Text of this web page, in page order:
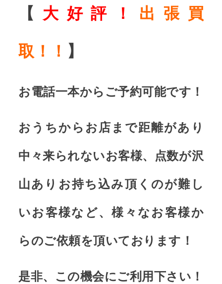
【 大好評！ 出張買
取！！ 】
お電話一本からご予約可能です！
おうちからお店まで距離があり
中々来られないお客様、点数が沢
山ありお持ち込み頂くのが難し
いお客様など、様々なお客様か
らのご依頼を頂いております！
是非、この機会にご利用下さい！